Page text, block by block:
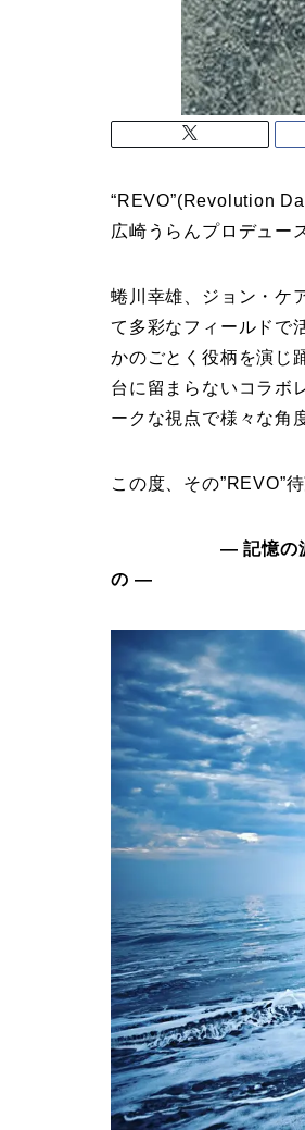
“REVO”(Revolution
広崎うらんプロデュー
蜷川幸雄、ジョン・ケ
て多彩なフィールドで
かのごとく役柄を演じ
台に留まらないコラボ
ークな視点で様々な角
この度、その”REVO”
― 記憶の波にのま
の ―